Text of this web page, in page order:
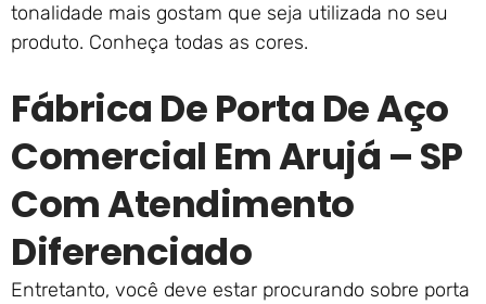
tonalidade mais gostam que seja utilizada no seu
produto. Conheça todas as cores.
Fábrica De Porta De Aço
Comercial Em Arujá – SP
Com Atendimento
Diferenciado
Entretanto, você deve estar procurando sobre porta